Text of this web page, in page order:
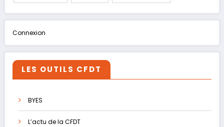
Connexion
LES OUTILS CFDT
BYES
L’actu de la CFDT